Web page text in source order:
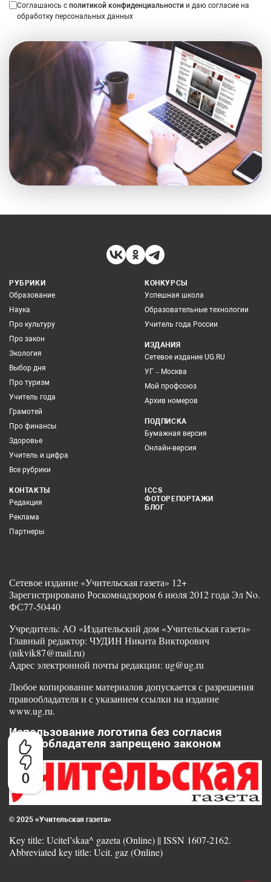
0
Соглашаюсь с политикой конфиденциальности и даю согласие на
обработку персональных данных
РУБРИКИ
Образование
Наука
Про культуру
Про закон
Экология
Выбор дня
Про туризм
Учитель года
Грамотей
Про финансы
Здоровье
Учитель и цифра
Все рубрики
КОНКУРСЫ
Успешная школа
Образовательные технологии
Учитель года России
ИЗДАНИЯ
Сетевое издание UG.RU
УГ – Москва
Мой профсоюз
Архив номеров
ПОДПИСКА
Бумажная версия
Онлайн-версия
КОНТАКТЫ
Редакция
Реклама
Партнеры
ICCS
ФОТОРЕПОРТАЖИ
БЛОГ
Сетевое издание «Учительская газета» 12+
Зарегистрировано Роскомнадзором 6 июля 2012 года Эл No.
ФС77-50440
Учредитель: АО «Издательский дом «Учительская газета»
Главный редактор: ЧУДИН Никита Викторович
(nikvik87@mail.ru)
Адрес электронной почты редакции: ug@ug.ru
Любое копирование материалов допускается с разрешения
правообладателя и с указанием ссылки на издание
www.ug.ru.
Использование логотипа без согласия
правообладателя запрещено законом
© 2025 «Учительская газета»
Key title: Ucitel’skaa^ gazeta (Online) || ISSN 1607-2162.
Abbreviated key title: Ucit. gaz (Online)